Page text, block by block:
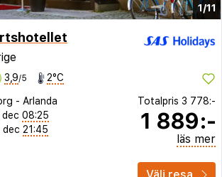
1/11
3,9/5 2°C
- Arlanda
08:25
dec 21:45
Totalpris 3 778:-
1 889:-
läs mer